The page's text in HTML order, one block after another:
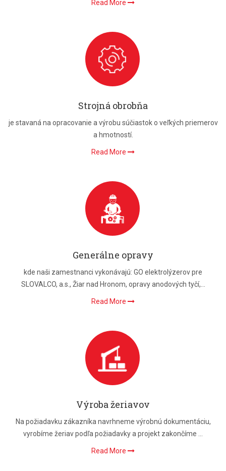
Read More
Strojná obrobňa
je stavaná na opracovanie a výrobu súčiastok o veľkých priemerov
a hmotností.
Read More
Generálne opravy
kde naši zamestnanci vykonávajú: GO elektrolýzerov pre
SLOVALCO, a.s., Žiar nad Hronom, opravy anodových tyčí,...
Read More
Výroba žeriavov
Na požiadavku zákazníka navrhneme výrobnú dokumentáciu,
vyrobíme žeriav podľa požiadavky a projekt zakončíme ...
Read More